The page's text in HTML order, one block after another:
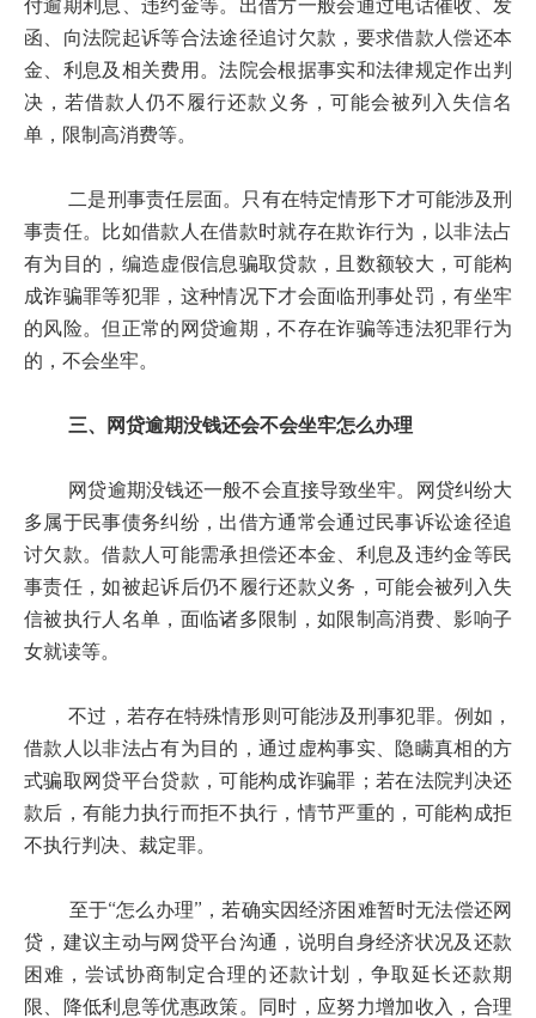
付逾期利息、违约金等。出借方一般会通过电话催收、发
函、向法院起诉等合法途径追讨欠款，要求借款人偿还本
金、利息及相关费用。法院会根据事实和法律规定作出判
决，若借款人仍不履行还款义务，可能会被列入失信名
单，限制高消费等。
二是刑事责任层面。只有在特定情形下才可能涉及刑
事责任。比如借款人在借款时就存在欺诈行为，以非法占
有为目的，编造虚假信息骗取贷款，且数额较大，可能构
成诈骗罪等犯罪，这种情况下才会面临刑事处罚，有坐牢
的风险。但正常的网贷逾期，不存在诈骗等违法犯罪行为
的，不会坐牢。
三、网贷逾期没钱还会不会坐牢怎么办理
网贷逾期没钱还一般不会直接导致坐牢。网贷纠纷大
多属于民事债务纠纷，出借方通常会通过民事诉讼途径追
讨欠款。借款人可能需承担偿还本金、利息及违约金等民
事责任，如被起诉后仍不履行还款义务，可能会被列入失
信被执行人名单，面临诸多限制，如限制高消费、影响子
女就读等。
不过，若存在特殊情形则可能涉及刑事犯罪。例如，
借款人以非法占有为目的，通过虚构事实、隐瞒真相的方
式骗取网贷平台贷款，可能构成诈骗罪；若在法院判决还
款后，有能力执行而拒不执行，情节严重的，可能构成拒
不执行判决、裁定罪。
至于“怎么办理”，若确实因经济困难暂时无法偿还网
贷，建议主动与网贷平台沟通，说明自身经济状况及还款
困难，尝试协商制定合理的还款计划，争取延长还款期
限、降低利息等优惠政策。同时，应努力增加收入，合理